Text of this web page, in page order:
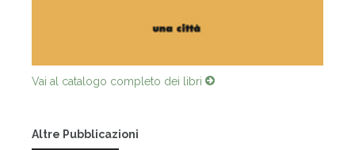
Vai al catalogo completo dei libri
Altre Pubblicazioni